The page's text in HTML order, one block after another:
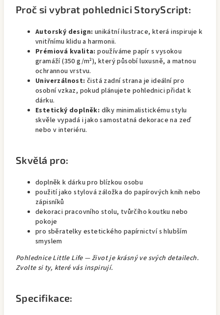
Proč si vybrat pohlednici StoryScript:
Autorský design: unikátní ilustrace, která inspiruje k
vnitřnímu klidu a harmonii.
Prémiová kvalita: používáme papír s vysokou
gramáží (350 g/m²), který působí luxusně, a matnou
ochrannou vrstvu.
Univerzálnost: čistá zadní strana je ideální pro
osobní vzkaz, pokud plánujete pohlednici přidat k
dárku.
Estetický doplněk: díky minimalistickému stylu
skvěle vypadá i jako samostatná dekorace na zeď
nebo v interiéru.
Skvělá pro:
doplněk k dárku pro blízkou osobu
použití jako stylová záložka do papírových knih nebo
zápisníků
dekoraci pracovního stolu, tvůrčího koutku nebo
pokoje
pro sběratelky estetického papírnictví s hlubším
smyslem
Pohlednice Little Life — život je krásný ve svých detailech.
Zvolte si ty, které vás inspirují.
Specifikace: